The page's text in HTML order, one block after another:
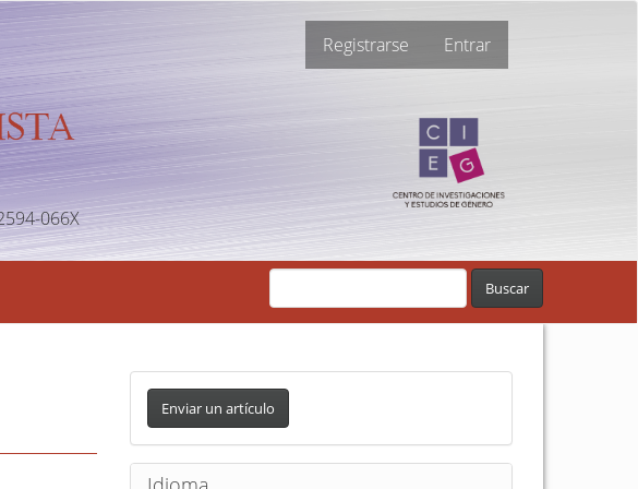
Registrarse Entrar
066X
Buscar
E
v
i
Enviar un artículo